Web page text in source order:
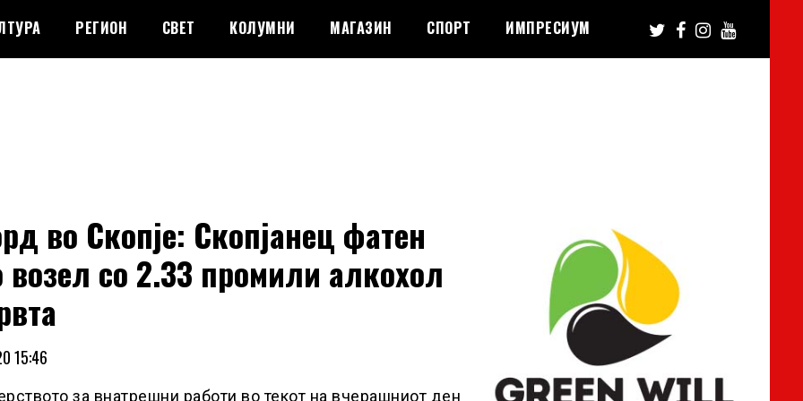
РЕГИОН СВЕТ КОЛУМНИ МАГАЗИН СПОРТ ИМПРЕСИУМ
во Скопје: Скопјанец фaтeн
возел со 2.33 промили алкoxoл
15:46
за внатрешни работи во текот на вчерашниот ден